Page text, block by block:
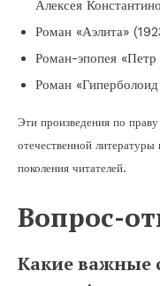
Алексея
Роман «Аэлита»
Роман-эпопея
Роман
Эти произведения по
отечественной
поколения читателей.
Вопрос-
Какие важные